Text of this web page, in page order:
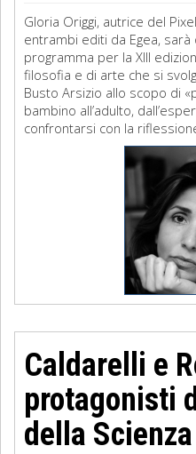
Gloria Origgi, autrice del
entrambi editi da Egea,
programma per la XIII
filosofia e di arte che si
Busto Arsizio allo scopo di
bambino all’adulto,
confrontarsi con la
Caldarelli e
protagonisti
della Scienza